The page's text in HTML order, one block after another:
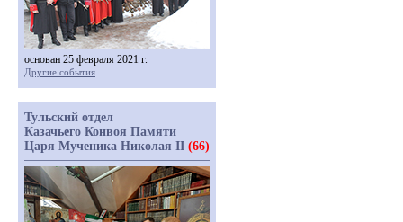
основан 25 февраля 2021 г.
Другие события
Тульский отдел
Казачьего Конвоя Памяти
Царя Мученика Николая II (66)